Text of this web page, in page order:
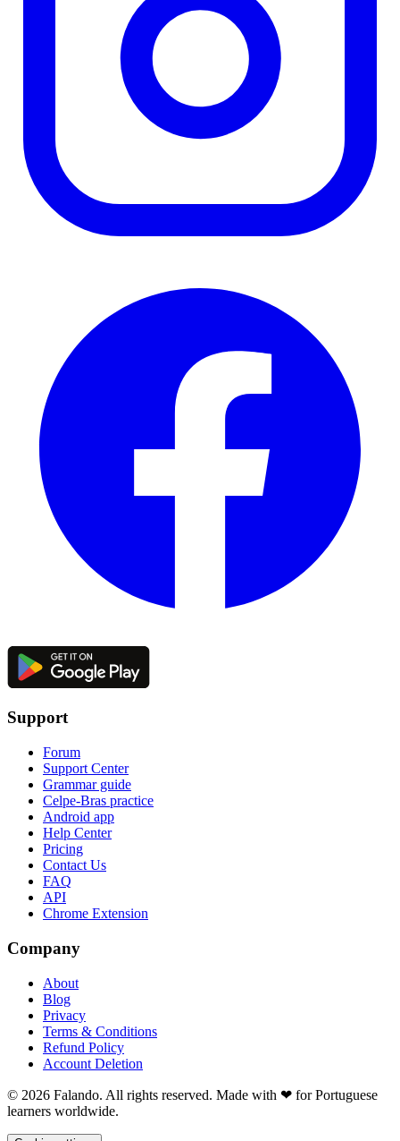
Support
Forum
Support Center
Grammar guide
Celpe-Bras practice
Android app
Help Center
Pricing
Contact Us
FAQ
API
Chrome Extension
Company
About
Blog
Privacy
Terms & Conditions
Refund Policy
Account Deletion
© 2026 Falando. All rights reserved. Made with ❤ for Portuguese
learners worldwide.